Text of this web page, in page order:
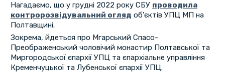
Нагадаємо, що у грудні 2022 року СБУ проводила
контророзвідувальний огляд об'єктів УПЦ МП на
Полтавщині.
Зокрема, йдеться про Мгарський Спасо-
Преображенський чоловічий монастир Полтавської та
Миргородської єпархії УПЦ та єпархіальне управління
Кременчуцької та Лубенської єпархії УПЦ.